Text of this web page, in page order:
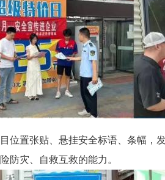
位置张贴、悬挂安全标语、条幅
防灾、自救互救的能力。